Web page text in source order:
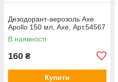
Дезодорант-аерозоль Axe
Apollo 150 мл, Axe, Арт.54567
В наявності
160 ₴
Купити